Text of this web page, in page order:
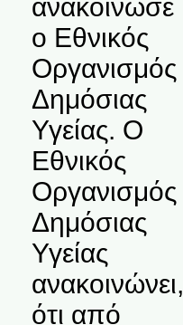
ανακοίνωσε
ο Εθνικός
Οργανισμός
Δημόσιας
Υγείας. Ο
Εθνικός
Οργανισμός
Δημόσιας
Υγείας
ανακοινώνει,
ότι από